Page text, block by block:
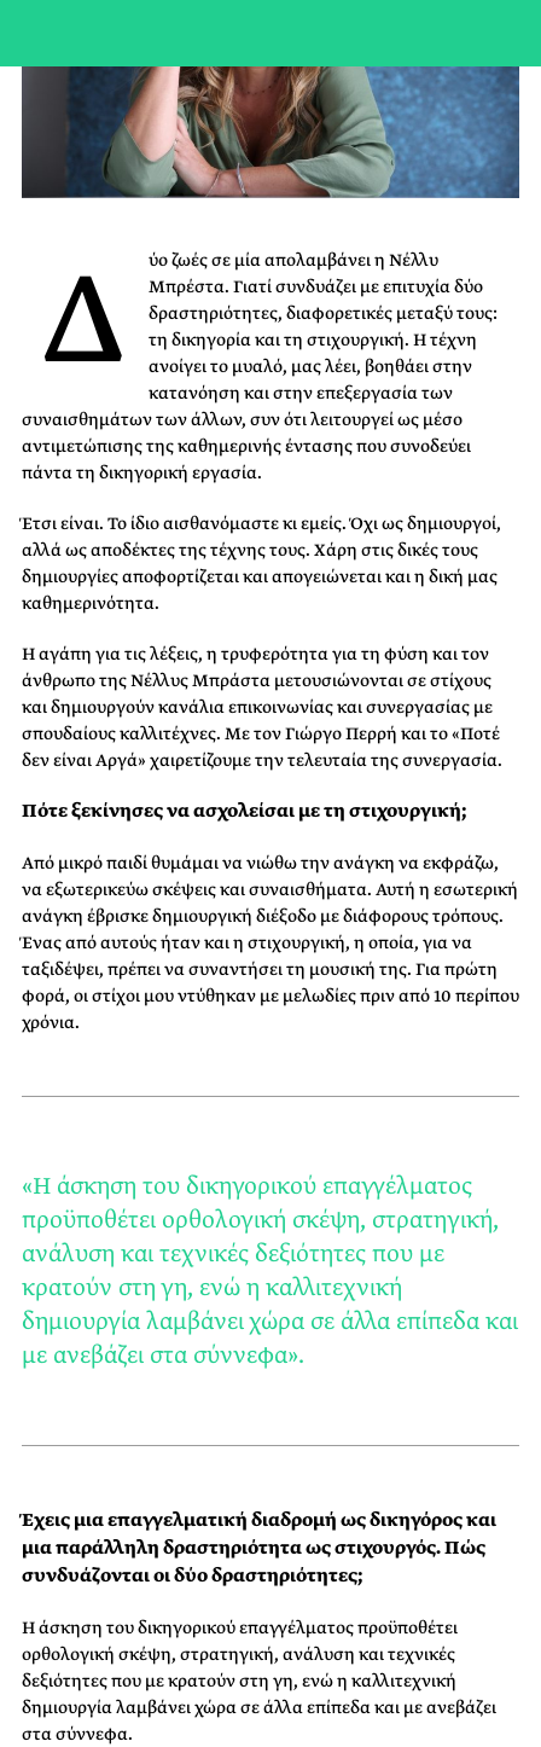
Δ
ύο ζωές σε μία απολαμβάνει η Νέλλυ
Μπρέστα. Γιατί συνδυάζει με επιτυχία δύο
δραστηριότητες, διαφορετικές μεταξύ τους:
τη δικηγορία και τη στιχουργική. Η τέχνη
ανοίγει το μυαλό, μας λέει, βοηθάει στην
κατανόηση και στην επεξεργασία των
συναισθημάτων των άλλων, συν ότι λειτουργεί ως μέσο
αντιμετώπισης της καθημερινής έντασης που συνοδεύει
πάντα τη δικηγορική εργασία.
Έτσι είναι. Το ίδιο αισθανόμαστε κι εμείς. Όχι ως δημιουργοί,
αλλά ως αποδέκτες της τέχνης τους. Χάρη στις δικές τους
δημιουργίες αποφορτίζεται και απογειώνεται και η δική μας
καθημερινότητα.
Η αγάπη για τις λέξεις, η τρυφερότητα για τη φύση και τον
άνθρωπο της Νέλλυς Μπράστα μετουσιώνονται σε στίχους
και δημιουργούν κανάλια επικοινωνίας και συνεργασίας με
σπουδαίους καλλιτέχνες. Με τον Γιώργο Περρή και το «Ποτέ
δεν είναι Αργά» χαιρετίζουμε την τελευταία της συνεργασία.
Πότε ξεκίνησες να ασχολείσαι με τη στιχουργική;
Από μικρό παιδί θυμάμαι να νιώθω την ανάγκη να εκφράζω,
να εξωτερικεύω σκέψεις και συναισθήματα. Αυτή η εσωτερική
ανάγκη έβρισκε δημιουργική διέξοδο με διάφορους τρόπους.
Ένας από αυτούς ήταν και η στιχουργική, η οποία, για να
ταξιδέψει, πρέπει να συναντήσει τη μουσική της. Για πρώτη
φορά, οι στίχοι μου ντύθηκαν με μελωδίες πριν από 10 περίπου
χρόνια.
«Η άσκηση του δικηγορικού επαγγέλματος
προϋποθέτει ορθολογική σκέψη, στρατηγική,
ανάλυση και τεχνικές δεξιότητες που με
κρατούν στη γη, ενώ η καλλιτεχνική
δημιουργία λαμβάνει χώρα σε άλλα επίπεδα και
με ανεβάζει στα σύννεφα».
Έχεις μια επαγγελματική διαδρομή ως δικηγόρος και
μια παράλληλη δραστηριότητα ως στιχουργός. Πώς
συνδυάζονται οι δύο δραστηριότητες;
Η άσκηση του δικηγορικού επαγγέλματος προϋποθέτει
ορθολογική σκέψη, στρατηγική, ανάλυση και τεχνικές
δεξιότητες που με κρατούν στη γη, ενώ η καλλιτεχνική
δημιουργία λαμβάνει χώρα σε άλλα επίπεδα και με ανεβάζει
στα σύννεφα.